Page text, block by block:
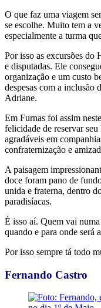
O que faz uma viagem
se escolhe. Muito tem a
especialmente a turma
Por isso as excursões do
e disputadas. Ele
organização e um custo
despesas com a inclusão
Adriane.
Em Furnas foi assim
felicidade de reservar
agradáveis em
confraternização e
A paisagem
doce foram pano de
unida e fraterna, dentro
paradisíacas.
É isso aí. Quem vai
quando e para onde será
Por isso sempre tá todo
Fernando Castro